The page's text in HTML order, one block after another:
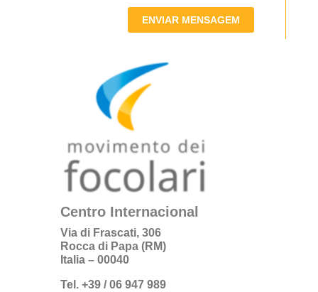
ENVIAR MENSAGEM
Centro Internacional
Via di Frascati, 306
Rocca di Papa (RM)
Italia – 00040
Tel. +39 / 06 947 989